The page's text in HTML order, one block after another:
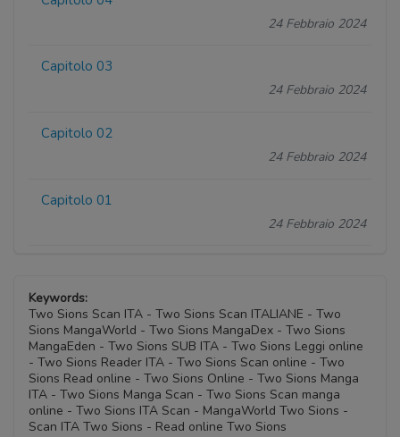
24 Febbraio 2024
Capitolo 03
24 Febbraio 2024
Capitolo 02
24 Febbraio 2024
Capitolo 01
24 Febbraio 2024
Keywords:
Two Sions Scan ITA - Two Sions Scan ITALIANE - Two
Sions MangaWorld - Two Sions MangaDex - Two Sions
MangaEden - Two Sions SUB ITA - Two Sions Leggi online
- Two Sions Reader ITA - Two Sions Scan online - Two
Sions Read online - Two Sions Online - Two Sions Manga
ITA - Two Sions Manga Scan - Two Sions Scan manga
online - Two Sions ITA Scan - MangaWorld Two Sions -
Scan ITA Two Sions - Read online Two Sions